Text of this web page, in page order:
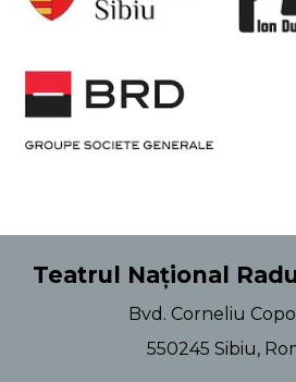
Teatrul Național
Bvd. Corneliu
550245 Sibiu,